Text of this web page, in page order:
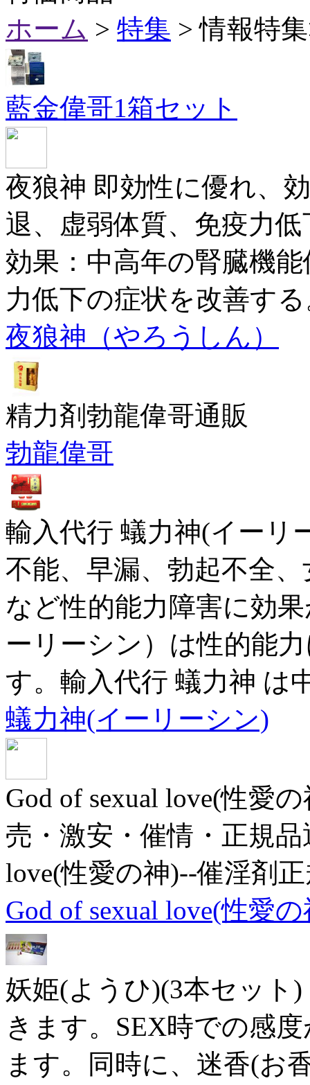
ホーム > 特集 > 情報特
藍金偉哥1箱セット
夜狼神 即効性に優れ、
退、虚弱体質、免疫力
効果：中高年の腎臓機
力低下の症状を改善す
夜狼神（やろうしん）
精力剤勃龍偉哥通販
勃龍偉哥
輸入代行 蟻力神(イーリ
不能、早漏、勃起不全
など性的能力障害に効
ーリーシン）は性的能
す。輸入代行 蟻力神 は
蟻力神(イーリーシン)
God of sexual love(性愛
売・激安・催情・正規品
love(性愛の神)--催淫剤
God of sexual love(性愛
妖姫(ようひ)(3本セット
きます。SEX時での感
ます。同時に、迷香(お